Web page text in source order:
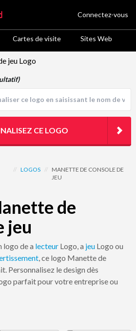
Cartes de visite Sites Web
Connectez-vous
// LOGOS // MANETTE DE CONSOLE DE
JEU
de
jeu
logo de a lecteur Logo, a jeu Logo ou
, ce logo Manette de
Personnalisez le design dès
parfait pour votre entreprise ou
CE LOGO